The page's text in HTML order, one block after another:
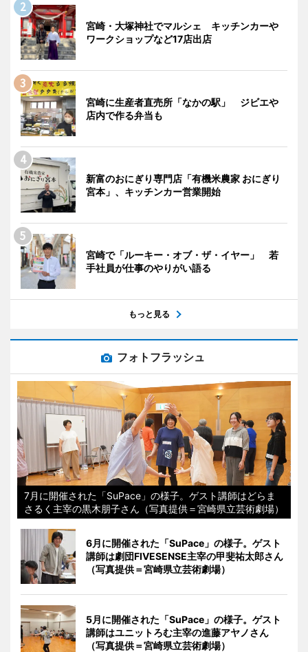
宮崎・大塚神社でマルシェ キッチンカーや
ワークショップなど17店出店
宮崎に生産者直売所「なかの駅」 ジビエや
店内で作る弁当も
新富のおにぎり専門店「有機米農家 おにぎり
宮本」、キッチンカー営業開始
宮崎で「ルーキー・オブ・ザ・イヤー」 若
手社員が仕事のやりがい語る
もっと見る
フォトフラッシュ
7月に開催された「SuPace」の様子。ゲスト講師はどらま
さるく主宰の黒木朋子さん（写真提供＝宮崎県立芸術劇場）
6月に開催された「SuPace」の様子。ゲスト
講師は劇団FIVESENSE主宰の甲斐祐太郎さん
（写真提供＝宮崎県立芸術劇場）
5月に開催された「SuPace」の様子。ゲスト
講師はユニットろむ主宰の進藤アヤノさん
（写真提供＝宮崎県立芸術劇場）